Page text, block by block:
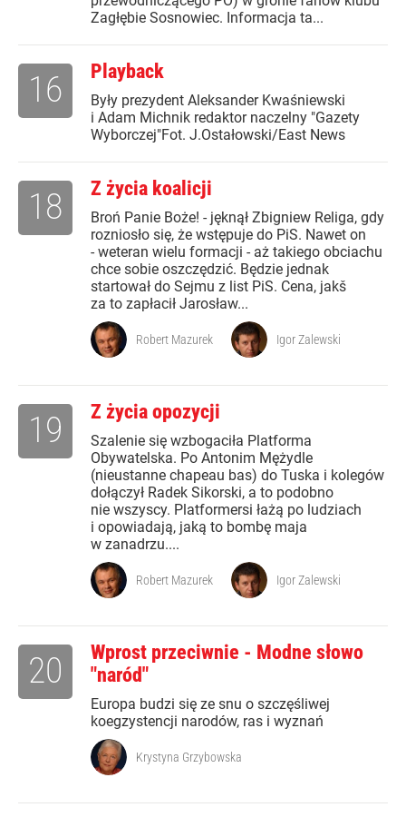
Zagłębie Sosnowiec. Informacja ta...
Playback
Były prezydent Aleksander Kwaśniewski
i Adam Michnik redaktor naczelny "Gazety
Wyborczej"Fot. J.Ostałowski/East News
16
Z życia koalicji
Broń Panie Boże! - jęknął Zbigniew Religa, gdy
rozniosło się, że wstępuje do PiS. Nawet on
- weteran wielu formacji - aż takiego obciachu
chce sobie oszczędzić. Będzie jednak
startował do Sejmu z list PiS. Cena, jakš
za to zapłacił Jarosław...
18
Robert Mazurek Igor Zalewski
Z życia opozycji
Szalenie się wzbogaciła Platforma
Obywatelska. Po Antonim Mężydle
(nieustanne chapeau bas) do Tuska i kolegów
dołączył Radek Sikorski, a to podobno
nie wszyscy. Platformersi łażą po ludziach
i opowiadają, jaką to bombę maja
w zanadrzu....
19
Robert Mazurek Igor Zalewski
Wprost przeciwnie - Modne słowo
"naród"
Europa budzi się ze snu o szczęśliwej
koegzystencji narodów, ras i wyznań
20
Krystyna Grzybowska